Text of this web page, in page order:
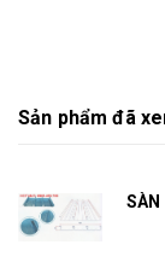
Sản phẩm đã
SÀN